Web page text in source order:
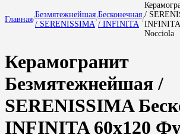
Главная/
Безмятежнейшая
/ SERENISSIMA
/
Бесконечная
/ INFINITA
/
/
Nocciola
Керамогранит
Безмятежнейшая /
SERENISSIMA
INFINITA 60x120